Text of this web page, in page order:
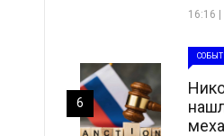
16:16
6